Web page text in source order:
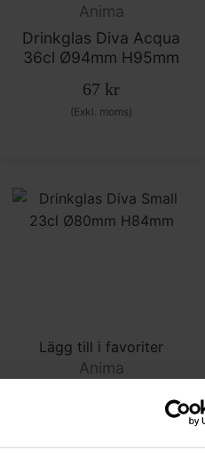
Anima
Drinkglas Diva Acqua
36cl Ø94mm H95mm
67 kr
(Exkl. moms)
Lägg till i favoriter
Anima
23cl Ø80mm H84mm
56kr